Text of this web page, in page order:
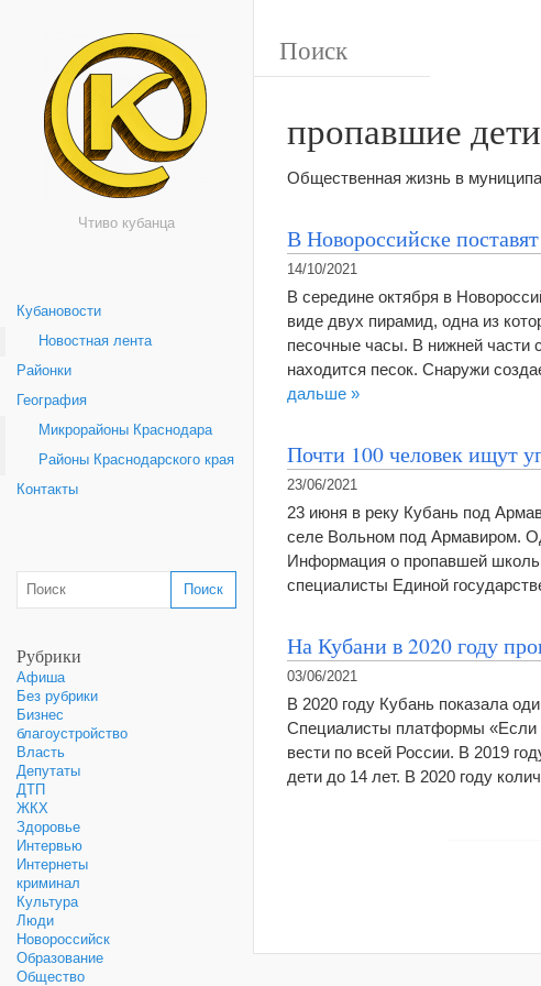
Чтиво кубанца
Кубановости
Новостная лента
Районки
География
Микрорайоны Краснодара
Районы Краснодарского края
Контакты
Рубрики
Афиша
Без рубрики
Бизнес
благоустройство
Власть
Депутаты
ДТП
ЖКХ
Здоровье
Интервью
Интернеты
криминал
Культура
Люди
Новороссийск
Образование
Общество
пропавшие дети
Общественная жизнь в
В Новороссийске
14/10/2021
В середине октября в
виде двух пирамид, одна из
песочные часы. В нижней части
находится песок. Снаружи
дальше »
Почти 100 человек ищут
23/06/2021
23 июня в реку Кубань под
селе Вольном под Армавиром.
Информация о пропавшей
специалисты Единой
На Кубани в 2020 году
03/06/2021
В 2020 году Кубань показала
Специалисты платформы «Если
вести по всей России. В 2019
дети до 14 лет. В 2020 году